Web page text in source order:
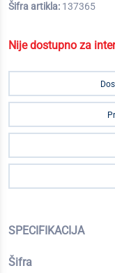
Šifra artikla: 137365
Nije dostupno za
SPECIFIKACIJA
Šifra